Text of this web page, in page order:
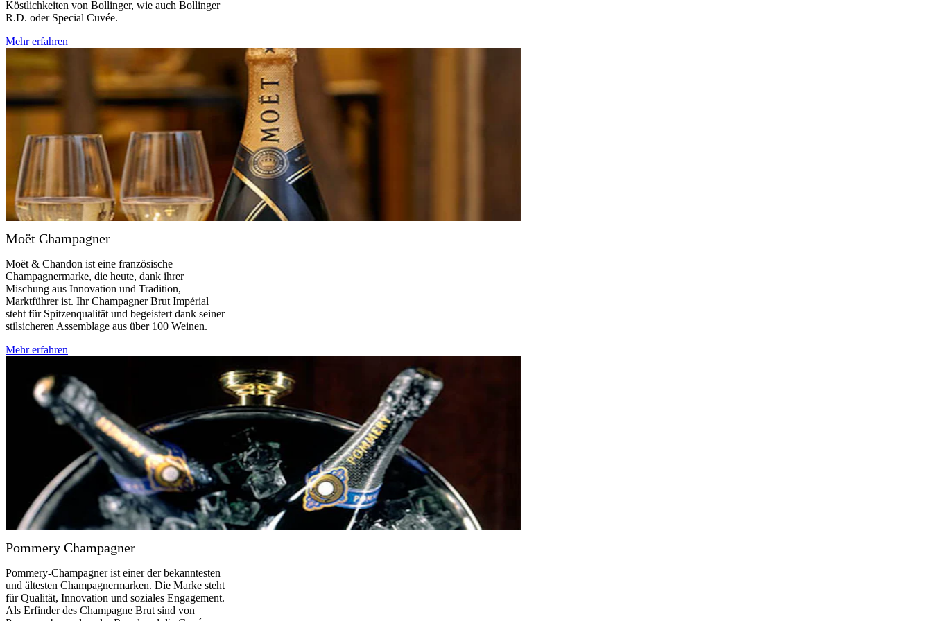
Köstlichkeiten von Bollinger, wie auch Bollinger
R.D. oder Special Cuvée.
Mehr erfahren
Moët Champagner
Moët & Chandon ist eine französische
Champagnermarke, die heute, dank ihrer
Mischung aus Innovation und Tradition,
Marktführer ist. Ihr Champagner Brut Impérial
steht für Spitzenqualität und begeistert dank seiner
stilsicheren Assemblage aus über 100 Weinen.
Mehr erfahren
Pommery Champagner
Pommery-Champagner ist einer der bekanntesten
und ältesten Champagnermarken. Die Marke steht
für Qualität, Innovation und soziales Engagement.
Als Erfinder des Champagne Brut sind von